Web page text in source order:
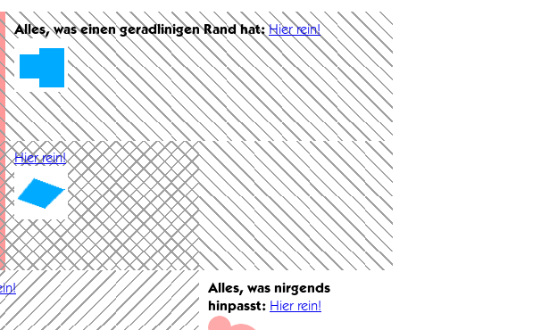
Alles, was einen geradlinigen Rand hat:Hier rein!
Hier rein!
Alles, was nirgends
hinpasst: Hier rein!